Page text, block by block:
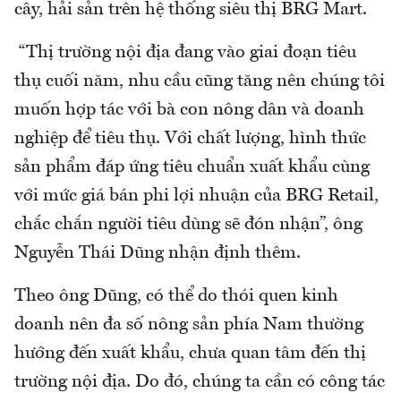
cây, hải sản trên hệ thống siêu thị BRG Mart.
“Thị trường nội địa đang vào giai đoạn tiêu
thụ cuối năm, nhu cầu cũng tăng nên chúng tôi
muốn hợp tác với bà con nông dân và doanh
nghiệp để tiêu thụ. Với chất lượng, hình thức
sản phẩm đáp ứng tiêu chuẩn xuất khẩu cùng
với mức giá bán phi lợi nhuận của BRG Retail,
chắc chắn người tiêu dùng sẽ đón nhận”, ông
Nguyễn Thái Dũng nhận định thêm.
Theo ông Dũng, có thể do thói quen kinh
doanh nên đa số nông sản phía Nam thường
hướng đến xuất khẩu, chưa quan tâm đến thị
trường nội địa. Do đó, chúng ta cần có công tác